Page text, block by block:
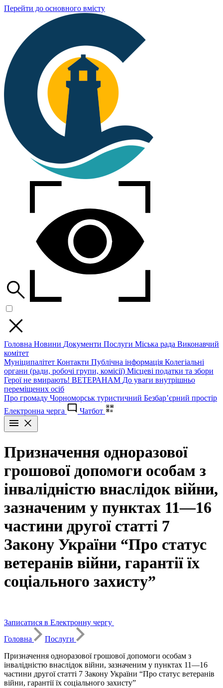
Перейти до основного вмісту
Головна Новини Документи Послуги Міська рада Виконавчий
комітет
Муніципалітет Контакти Публічна інформація Колегіальні
органи (ради, робочі групи, комісії) Місцеві податки та збори
Герої не вмирають! ВЕТЕРАНАМ До уваги внутрішньо
переміщених осіб
Про громаду Чорноморськ туристичний Безбар’єрний простір
Електронна черга
Чатбот
Призначення одноразової
грошової допомоги особам з
інвалідністю внаслідок війни,
зазначеним у пунктах 11—16
частини другої статті 7
Закону України “Про статус
ветеранів війни, гарантії їх
соціального захисту”
Записатися в Електронну чергу
Головна
Послуги
Призначення одноразової грошової допомоги особам з
інвалідністю внаслідок війни, зазначеним у пунктах 11—16
частини другої статті 7 Закону України “Про статус ветеранів
війни, гарантії їх соціального захисту”